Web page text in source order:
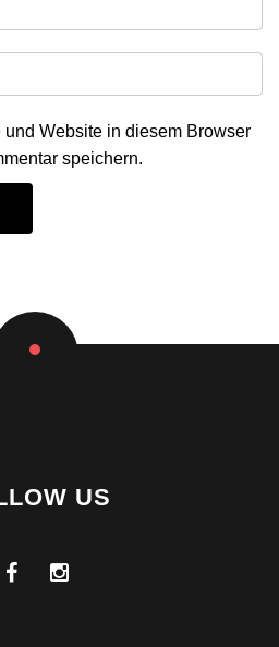
Website in diesem Browser
speichern.
US